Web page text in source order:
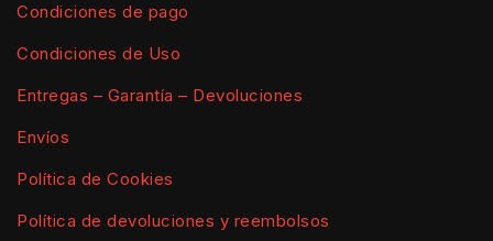
Condiciones de pago
Condiciones de Uso
Entregas – Garantía – Devoluciones
Envíos
Política de Cookies
Política de devoluciones y reembolsos